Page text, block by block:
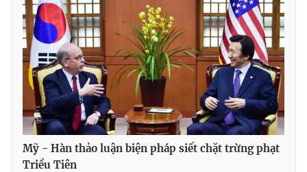
Mỹ - Hàn thảo luận biện pháp siết chặt trừng phạt
Triều Tiên